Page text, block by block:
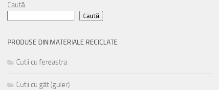
Caută
Caută
PRODUSE DIN MATERIALE RECICLATE
Cutii cu fereastra
Cutii cu gât (guler)